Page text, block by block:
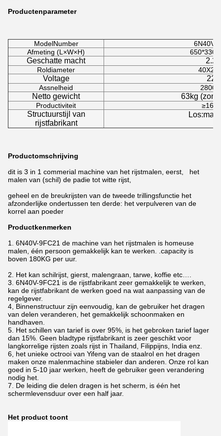
Productenparameter
ModelNumber
6N40V-
Afmeting (L×W×H)
Geschatte macht
Roldiameter
Voltage
Assnelheid
Netto gewicht 63kg
Productiviteit
Structuurstijl van
rijstfabrikant
Productomschrijving
dit is 3 in 1 commerial machine van het rijstmalen, eerst, het
malen van (schil) de padie tot witte rijst,
geheel en de breukrijsten van de tweede trillingsfunctie het
afzonderlijke ondertussen ten derde: het verpulveren van de
korrel aan poeder
Productkenmerken
1. 6N40V-9FC21 de machine van het rijstmalen is homeuse
malen, één persoon gemakkelijk kan te werken. .capacity is
boven 180KG per uur.
2. Het kan schilrijst, gierst, malengraan, tarwe, koffie etc….
3. 6N40V-9FC21 is de rijstfabrikant zeer gemakkelijk te werken,
kan de rijstfabrikant de werken goed na wat aanpassing van de
regelgever.
4, Binnenstructuur zijn eenvoudig, kan de gebruiker het dragen
van delen veranderen, het gemakkelijk schoonmaken en
handhaven.
5. Het schillen van tarief is over 95%, is het gebroken tarief lager
dan 15%. Geen bladtype rijstfabrikant is zeer geschikt voor
langkorrelige rijsten zoals rijst in Thailand, Filippijns, India enz.
6, het unieke octrooi van Yifeng van de staalrol en het dragen
maken onze malenmachine stabieler dan anderen. Onze rol kan
goed in 5-10 jaar werken, heeft de gebruiker geen verandering
nodig het.
7. De leiding die delen dragen is het scherm, is één het
schermlevensduur over een half jaar.
Het product toont